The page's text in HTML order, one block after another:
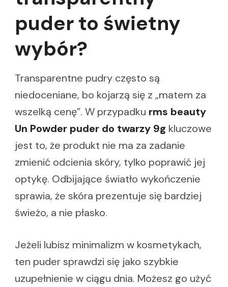
puder to świetny
wybór?
Transparentne pudry często są
niedoceniane, bo kojarzą się z „matem za
wszelką cenę”. W przypadku rms beauty
Un Powder puder do twarzy 9g kluczowe
jest to, że produkt nie ma za zadanie
zmienić odcienia skóry, tylko poprawić jej
optykę. Odbijające światło wykończenie
sprawia, że skóra prezentuje się bardziej
świeżo, a nie płasko.
Jeżeli lubisz minimalizm w kosmetykach,
ten puder sprawdzi się jako szybkie
uzupełnienie w ciągu dnia. Możesz go użyć